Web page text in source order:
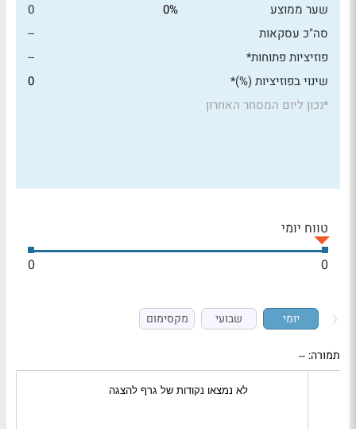
שער ממוצע
0%
0
סה"כ עסקאות
--
פוזיציות פתוחות*
--
שינוי בפוזיציות (%)*
0
*נכון ליום המסחר האחרון
טווח יומי
0
0
יומי שבועי מקסימום
תמורה: --